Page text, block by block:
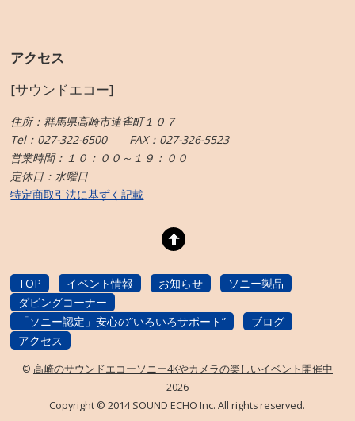
アクセス
[サウンドエコー]
住所：群馬県高崎市連雀町１０７
Tel：027-322-6500 FAX：027-326-5523
営業時間：１０：００～１９：００
定休日：水曜日
特定商取引法に基ずく記載
TOP イベント情報 お知らせ
ソニー製品
ダビングコーナー
「ソニー認定」安心の”いろいろサポート”
ブログ
アクセス
© 高崎のサウンドエコーソニー4Kやカメラの楽しいイベント開催中
2026
Copyright © 2014 SOUND ECHO Inc. All rights reserved.